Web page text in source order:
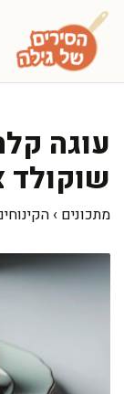
לדלג
לתוכן
עוגה
שוקולד
מתכונים ›